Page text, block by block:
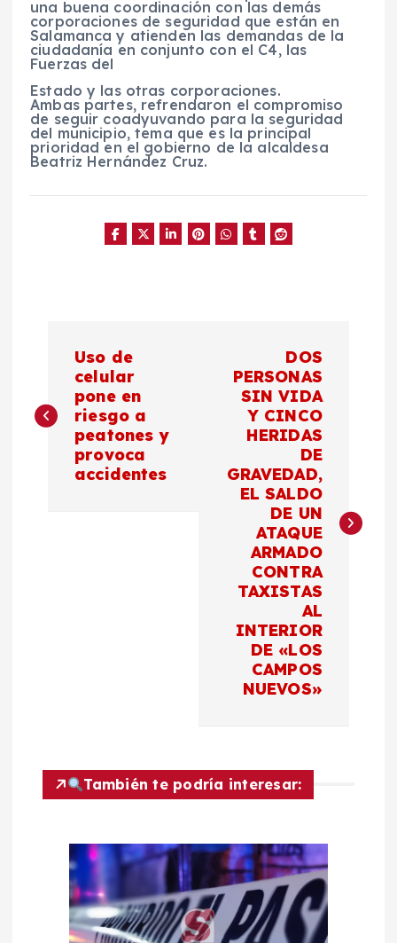
una buena coordinación con las demás
corporaciones de seguridad que están en
Salamanca y atienden las demandas de la
ciudadanía en conjunto con el C4, las
Fuerzas del
Estado y las otras corporaciones.
Ambas partes, refrendaron el compromiso
de seguir coadyuvando para la seguridad
del municipio, tema que es la principal
prioridad en el gobierno de la alcaldesa
Beatriz Hernández Cruz.
v
d
Uso de
celular
pone en
riesgo a
peatones y
provoca
accidentes
DOS
PERSONAS
SIN VIDA
Y CINCO
HERIDAS
DE
GRAVEDAD,
EL SALDO
DE UN
ATAQUE
ARMADO
CONTRA
TAXISTAS
AL
INTERIOR
DE «LOS
CAMPOS
NUEVOS»
También te podría interesar: